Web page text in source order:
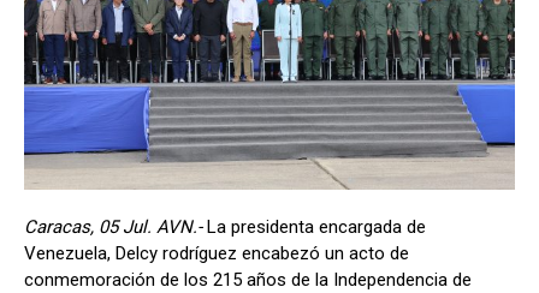
Caracas, 05 Jul. AVN.-La presidenta encargada de
Venezuela, Delcy rodríguez encabezó un acto de
conmemoración de los 215 años de la Independencia de